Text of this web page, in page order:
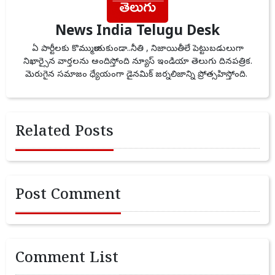
News India Telugu Desk
ఏ పార్టీలకు కొమ్ముకాయకుండా..నీతి , నిజాయితీలే పెట్టుబడులుగా
నిఖార్సైన వార్తలను అందిస్తోంది న్యూస్ ఇండియా తెలుగు దినపత్రిక.
మెరుగైన సమాజం ధ్యేయంగా డైనమిక్ జర్నలిజాన్ని ప్రోత్సహిస్తోంది.
Related Posts
Post Comment
Comment List